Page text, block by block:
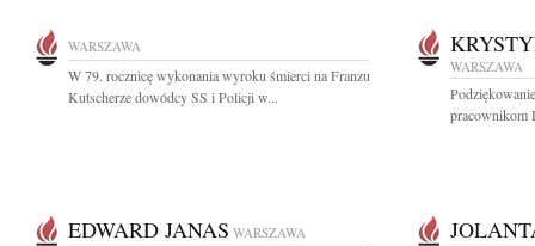
WARSZAWA
W 79. rocznicę wykonania wyroku śmierci na Franzu
Kutscherze dowódcy SS i Policji w...
WARSZAWA
pracownikom
EDWARD JANAS WARSZAWA